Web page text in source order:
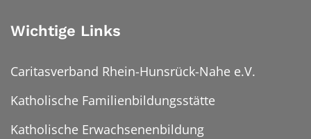
Wichtige Links
Caritasverband Rhein-Hunsrück-Nahe e.V.
Katholische Familienbildungsstätte
Katholische Erwachsenenbildung